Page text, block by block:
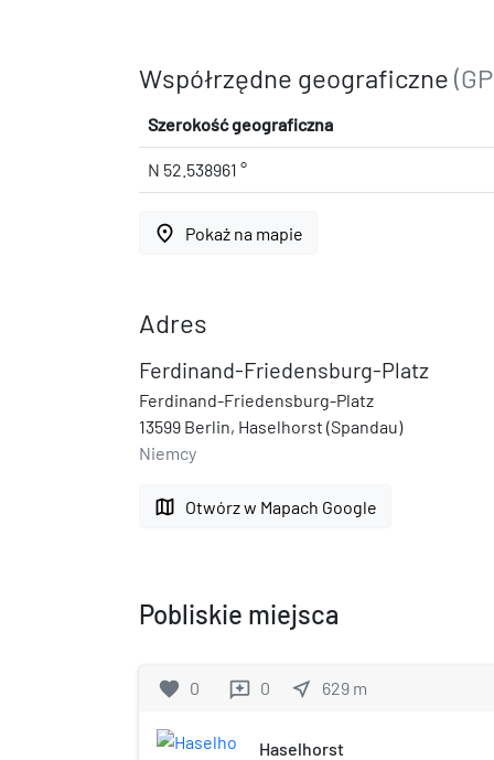
Współrzędne geograficzne
Szerokość geograficzna
N 52.538961 °
place Pokaż na mapie
Adres
Ferdinand-Friedensburg-Platz
Ferdinand-Friedensburg-Platz
13599 Berlin, Haselhorst (Spandau)
Niemcy
map Otwórz w Mapach Google
Pobliskie miejsca
favorite 0 reviews 0 near_me 629 m
Haselhorst